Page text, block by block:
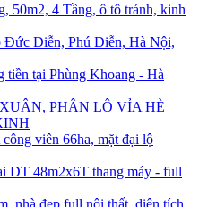
50m2, 4 Tầng, ô tô tránh, kinh
Đức Diễn, Phú Diễn, Hà Nội,
tiền tại Phùng Khoang - Hà
PHÂN LÔ VỈA HÈ
viên 66ha, mặt đại lộ
DT 48m2x6T thang máy - full
nhà đẹp full nội thất. diện tích